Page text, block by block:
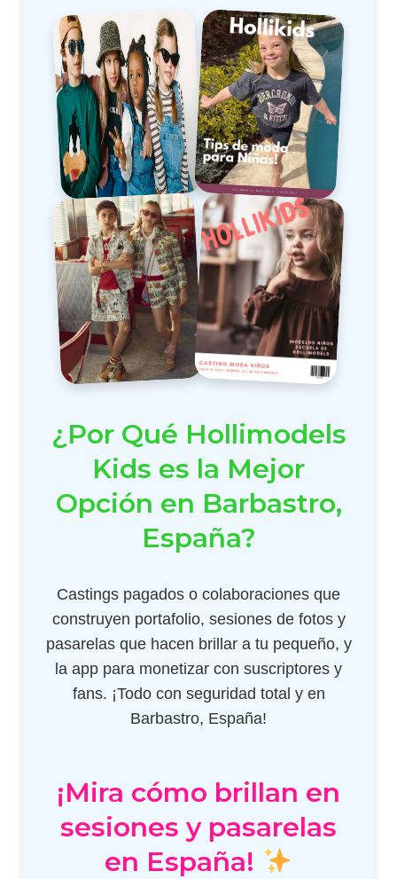
¿Por Qué Hollimodels
Kids es la Mejor
Opción en Barbastro,
España?
Castings pagados o colaboraciones que
construyen portafolio, sesiones de fotos y
pasarelas que hacen brillar a tu pequeño, y
la app para monetizar con suscriptores y
fans. ¡Todo con seguridad total y en
Barbastro, España!
¡Mira cómo brillan en
sesiones y pasarelas
en España!